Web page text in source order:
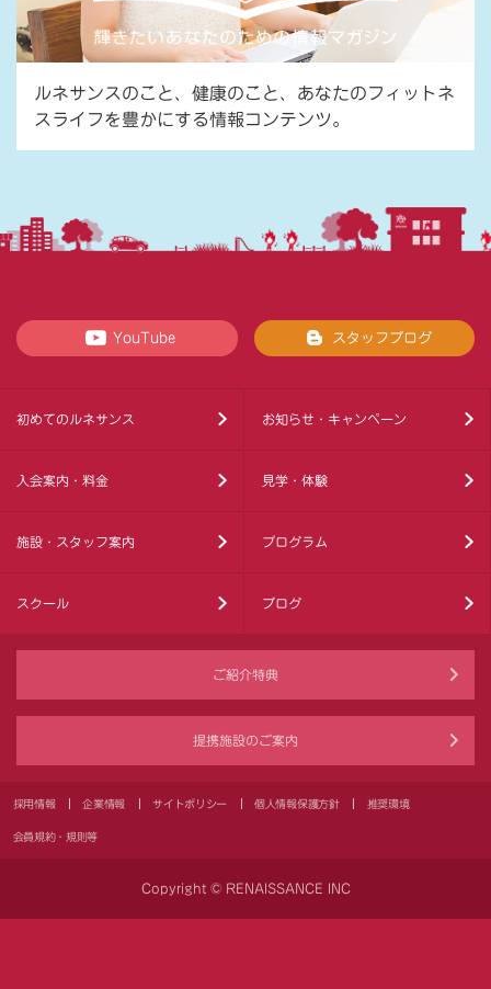
ルネサンスのこと、健康のこと、あなたのフィットネ
スライフを豊かにする情報コンテンツ。
YouTube スタッフブログ
初めてのルネサンス お知らせ・キャンペーン
入会案内・料金 見学・体験
施設・スタッフ案内 プログラム
スクール ブログ
ご紹介特典
提携施設のご案内
採用情報 企業情報 サイトポリシー 個人情報保護方針 推奨環境
会員規約・規則等
Copyright © RENAISSANCE INC